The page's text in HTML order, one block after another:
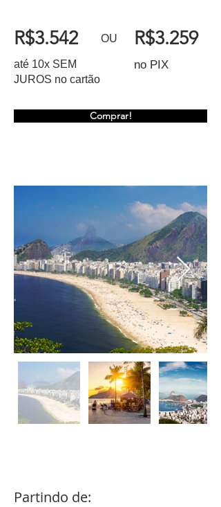
R$3.542 OU
Comprar!
R$3.259
até 10x SEM
JUROS no cartão
no PIX
Partindo de: